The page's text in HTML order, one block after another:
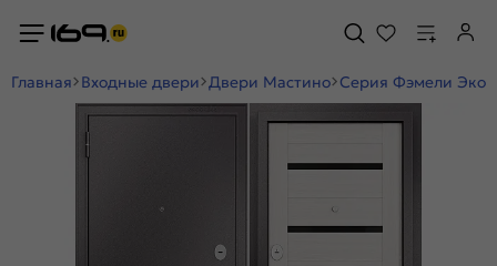
Главная Входные двери Двери Мастино Серия Фэмели Эко